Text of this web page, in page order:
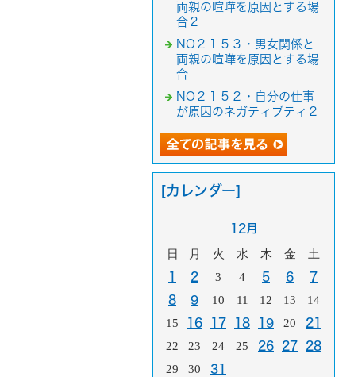
両親の喧嘩を原因とする場
合２
NO２１５３・男女関係と
両親の喧嘩を原因とする場
合
NO２１５２・自分の仕事
が原因のネガティブティ２
[カレンダー]
12月
日 月 火 水 木 金 土
1 2 3 4 5 6
7
8
9 10 11 12 13
14
15
16 17 18 19 20 21
22 23 24 25 26 27 28
29 30
31